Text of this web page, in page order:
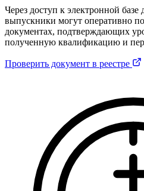
Через доступ к электронной
выпускники могут оперативно
документах, подтверждающих
полученную квалификацию и
Проверить документ в реестре